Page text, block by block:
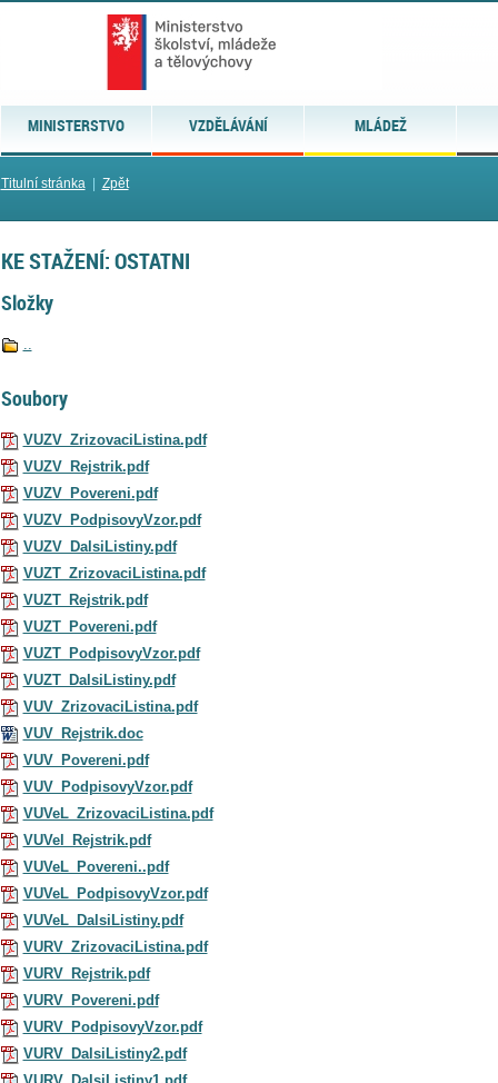
MINISTERSTVO VZDĚLÁVÁNÍ MLÁDEŽ
Titulní stránka| Zpět
KE STAŽENÍ: OSTATNI
Složky
..
Soubory
VUZV_ZrizovaciListina.pdf
VUZV_Rejstrik.pdf
VUZV_Povereni.pdf
VUZV_PodpisovyVzor.pdf
VUZV_DalsiListiny.pdf
VUZT_ZrizovaciListina.pdf
VUZT_Rejstrik.pdf
VUZT_Povereni.pdf
VUZT_PodpisovyVzor.pdf
VUZT_DalsiListiny.pdf
VUV_ZrizovaciListina.pdf
VUV_Rejstrik.doc
VUV_Povereni.pdf
VUV_PodpisovyVzor.pdf
VUVeL_ZrizovaciListina.pdf
VUVel_Rejstrik.pdf
VUVeL_Povereni..pdf
VUVeL_PodpisovyVzor.pdf
VUVeL_DalsiListiny.pdf
VURV_ZrizovaciListina.pdf
VURV_Rejstrik.pdf
VURV_Povereni.pdf
VURV_PodpisovyVzor.pdf
VURV_DalsiListiny2.pdf